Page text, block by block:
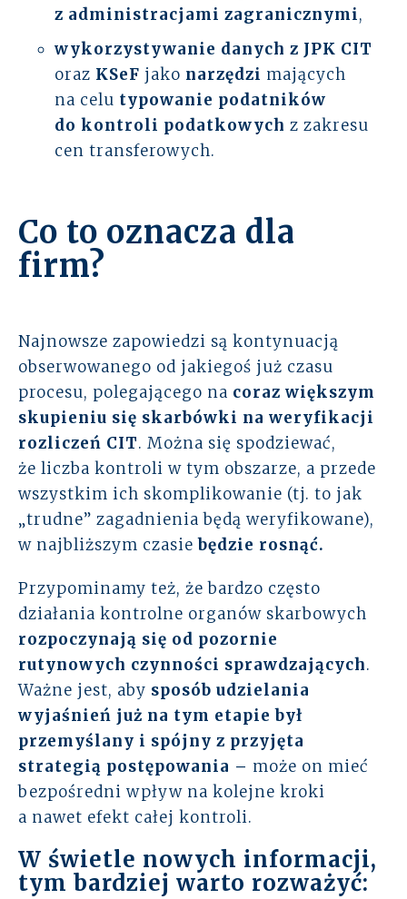
z administracjami zagranicznymi,
wykorzystywanie danych z JPK CIT
oraz KSeF jako narzędzi mających
na celu typowanie podatników
do kontroli podatkowych z zakresu
cen transferowych.
Co to oznacza dla
firm?
Najnowsze zapowiedzi są kontynuacją
obserwowanego od jakiegoś już czasu
procesu, polegającego na coraz większym
skupieniu się skarbówki na weryfikacji
rozliczeń CIT. Można się spodziewać,
że liczba kontroli w tym obszarze, a przede
wszystkim ich skomplikowanie (tj. to jak
„trudne” zagadnienia będą weryfikowane),
w najbliższym czasiebędzie rosnąć.
Przypominamy też, że bardzo często
działania kontrolne organów skarbowych
rozpoczynają się od pozornie
rutynowych czynności sprawdzających.
Ważne jest, aby sposób udzielania
wyjaśnień już na tym etapie był
przemyślany i spójny z przyjęta
strategią postępowania – może on mieć
bezpośredni wpływ na kolejne kroki
a nawet efekt całej kontroli.
W świetle nowych informacji,
tym bardziej warto rozważyć: